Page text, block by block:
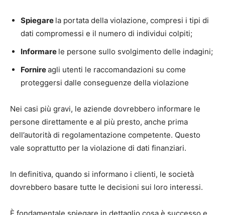
Spiegare la portata della violazione, compresi i tipi di
dati compromessi e il numero di individui colpiti;
Informare le persone sullo svolgimento delle indagini;
Fornireagli utenti le raccomandazioni su come
proteggersi dalle conseguenze della violazione
Nei casi più gravi, le aziende dovrebbero informare le
persone direttamente e al più presto, anche prima
dell’autorità di regolamentazione competente. Questo
vale soprattutto per la violazione di dati finanziari.
In definitiva, quando si informano i clienti, le società
dovrebbero basare tutte le decisioni sui loro interessi.